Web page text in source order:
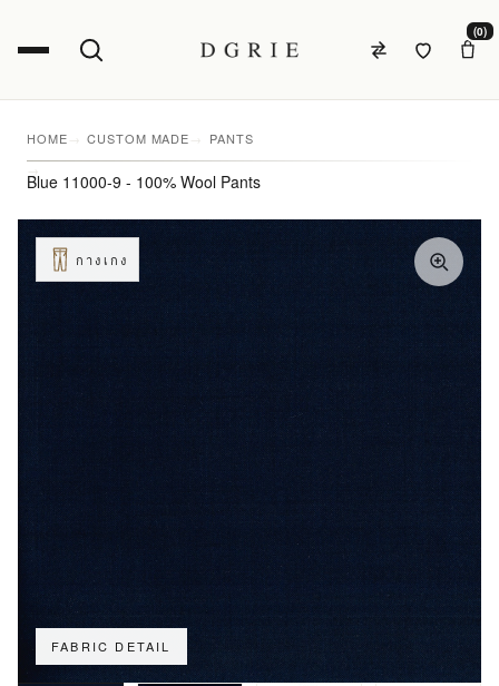
(0)
HOME CUSTOM MADE PANTS
Blue 11000-9 - 100% Wool Pants
FABRIC DETAIL
กางเกง